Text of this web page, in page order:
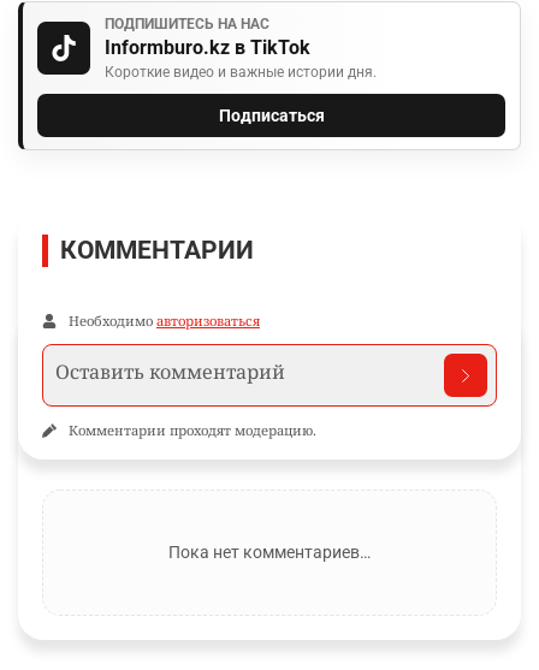
ПОДПИШИТЕСЬ НА НАС
Informburo.kz в TikTok
Короткие видео и важные истории дня.
Подписаться
КОММЕНТАРИИ
Необходимо авторизоваться
Комментарии проходят модерацию.
Пока нет комментариев…